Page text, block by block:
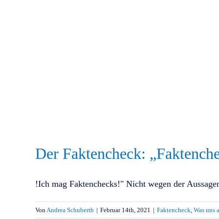
Der Faktencheck:
!Ich mag Faktenchecks!" Nicht wegen der
VonAndrea Schuberth | Februar 14th, 2021 | Faktencheck, Was uns